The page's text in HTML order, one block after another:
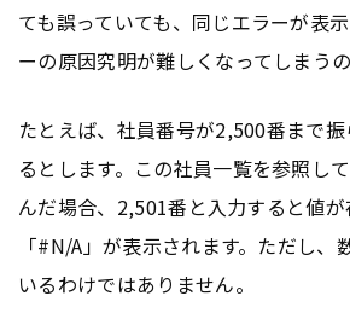
ても誤っていても、同じエラーが表
ーの原因究明が難しくなってしまうの
たとえば、社員番号が2,500番まで
るとします。この社員一覧を参照し
んだ場合、2,501番と入力すると値
「#N/A」が表示されます。ただし、
いるわけではありません。